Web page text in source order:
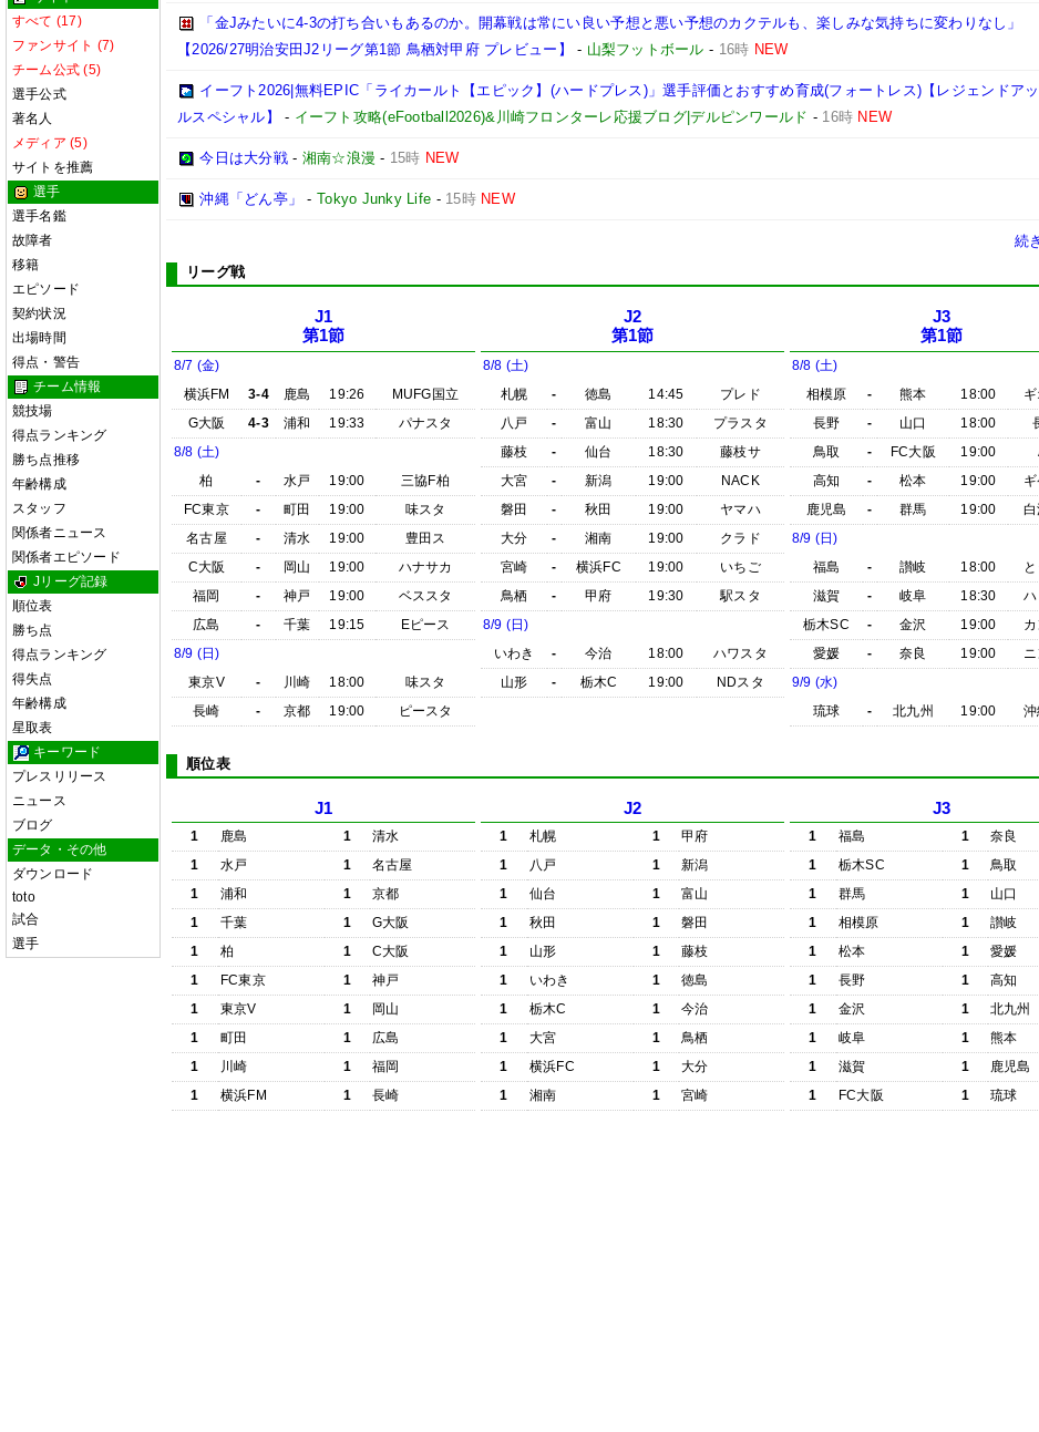
すべて (17)
ファンサイト (7)
チーム公式 (5)
選手公式
著名人
メディア (5)
サイトを推薦
選手
選手名鑑
故障者
移籍
エピソード
契約状況
出場時間
得点・警告
チーム情報
競技場
得点ランキング
勝ち点推移
年齢構成
スタッフ
関係者ニュース
関係者エピソード
Jリーグ記録
順位表
勝ち点
得点ランキング
得失点
年齢構成
星取表
キーワード
プレスリリース
ニュース
ブログ
データ・その他
ダウンロード
toto
試合
選手
「金Jみたいに4-3の打ち合いもあるのか。開幕戦は常にい良い予想と悪い予想のカクテルも、楽しみな気持ちに変わりなし」
【2026/27明治安田J2リーグ第1節 鳥栖対甲府 プレビュー】
- 山梨フットボール - 16時 NEW
イーフト2026|無料EPIC「ライカールト【エピック】(ハードプレス)」選手評価とおすすめ育成(フォートレス)【レジェンドア
ルスペシャル】
- イーフト攻略(eFootball2026)&川崎フロンターレ応援ブログ|デルピンワールド - 16時 NEW
今日は大分戦- 湘南☆浪漫 - 15時 NEW
沖縄「どん亭」 - Tokyo Junky Life - 15時 NEW
続
リーグ戦
J1
第1節
8/7 (金)
横浜FM
3-4 鹿島 19:26
MUFG国立
G大阪
4-3 浦和 19:33
パナスタ
8/8 (土)
柏
- 水戸 19:00
三協F柏
FC東京
- 町田 19:00
味スタ
名古屋
- 清水 19:00
豊田ス
C大阪
- 岡山 19:00
ハナサカ
福岡
- 神戸 19:00
ベススタ
広島
- 千葉 19:15
Eピース
8/9 (日)
東京V
- 川崎 18:00
味スタ
長崎
- 京都 19:00 ピースタ
J2
第1節
8/8 (土)
札幌
- 徳島 14:45
プレド
八戸
- 富山 18:30
プラスタ
藤枝
- 仙台 18:30
藤枝サ
大宮
- 新潟 19:00
NACK
磐田
- 秋田 19:00
ヤマハ
大分
- 湘南 19:00
クラド
宮崎
- 横浜FC 19:00
いちご
鳥栖
- 甲府 19:30
駅スタ
8/9 (日)
いわき
- 今治 18:00
ハワスタ
山形
- 栃木C 19:00 NDスタ
J3
第1節
8/8 (土)
相模原
- 熊本 18:00
長野
- 山口 18:00
鳥取
- FC大阪 19:00
高知
- 松本 19:00
鹿児島
- 群馬 19:00
白
8/9 (日)
福島
- 讃岐 18:00
滋賀
- 岐阜 18:30
ハ
栃木SC
- 金沢 19:00
愛媛
- 奈良 19:00
9/9 (水)
琉球
- 北九州 19:00
順位表
J1
1 鹿島 1
清水
1
水戸 1
名古屋
1
浦和 1
京都
1
千葉 1
G大阪
1
柏 1
C大阪
1
FC東京 1
神戸
1
東京V 1
岡山
1
町田 1
広島
1
川崎 1
福岡
1
横浜FM 1 長崎
J2
1 札幌 1
甲府
1
八戸 1
新潟
1
仙台 1
富山
1
秋田 1
磐田
1
山形 1
藤枝
1
いわき 1
徳島
1
栃木C 1
今治
1
大宮 1
鳥栖
1
横浜FC 1
大分
1
湘南 1 宮崎
J3
1 福島 1
奈良
1
栃木SC 1
鳥取
1
群馬 1
山口
1
相模原 1
讃岐
1
松本 1
愛媛
1
長野 1
高知
1
金沢 1
北九州
1
岐阜 1
熊本
1
滋賀 1
鹿児島
1
FC大阪 1 琉球